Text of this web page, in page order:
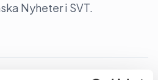
Nyheter i SVT.